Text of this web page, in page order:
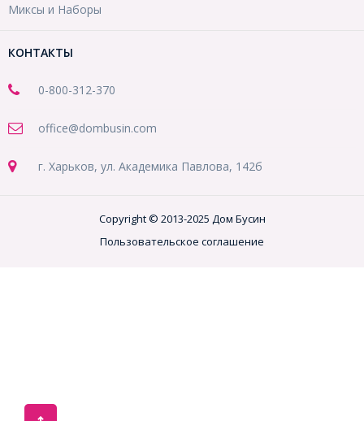
Миксы и Наборы
КОНТАКТЫ
0-800-312-370
office@dombusin.com
г. Харьков, ул. Академика Павлова, 142б
Copyright © 2013-2025 Дом Бусин
Пользовательское соглашение